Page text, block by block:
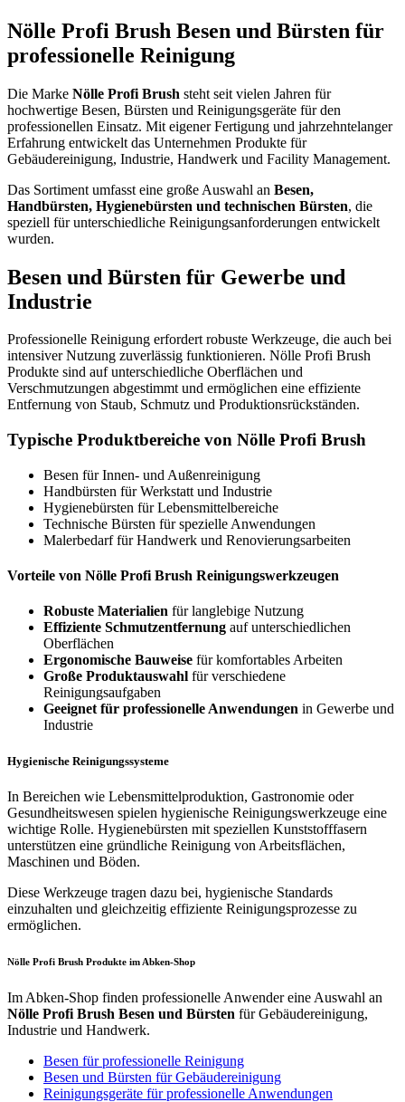
Nölle Profi Brush Besen und Bürsten für
professionelle Reinigung
Die Marke Nölle Profi Brush steht seit vielen Jahren für
hochwertige Besen, Bürsten und Reinigungsgeräte für den
professionellen Einsatz. Mit eigener Fertigung und jahrzehntelanger
Erfahrung entwickelt das Unternehmen Produkte für
Gebäudereinigung, Industrie, Handwerk und Facility Management.
Das Sortiment umfasst eine große Auswahl an Besen,
Handbürsten, Hygienebürsten und technischen Bürsten, die
speziell für unterschiedliche Reinigungsanforderungen entwickelt
wurden.
Besen und Bürsten für Gewerbe und
Industrie
Professionelle Reinigung erfordert robuste Werkzeuge, die auch bei
intensiver Nutzung zuverlässig funktionieren. Nölle Profi Brush
Produkte sind auf unterschiedliche Oberflächen und
Verschmutzungen abgestimmt und ermöglichen eine effiziente
Entfernung von Staub, Schmutz und Produktionsrückständen.
Typische Produktbereiche von Nölle Profi Brush
Besen für Innen- und Außenreinigung
Handbürsten für Werkstatt und Industrie
Hygienebürsten für Lebensmittelbereiche
Technische Bürsten für spezielle Anwendungen
Malerbedarf für Handwerk und Renovierungsarbeiten
Vorteile von Nölle Profi Brush Reinigungswerkzeugen
Robuste Materialien für langlebige Nutzung
Effiziente Schmutzentfernung auf unterschiedlichen
Oberflächen
Ergonomische Bauweise für komfortables Arbeiten
Große Produktauswahl für verschiedene
Reinigungsaufgaben
Geeignet für professionelle Anwendungen in Gewerbe und
Industrie
Hygienische Reinigungssysteme
In Bereichen wie Lebensmittelproduktion, Gastronomie oder
Gesundheitswesen spielen hygienische Reinigungswerkzeuge eine
wichtige Rolle. Hygienebürsten mit speziellen Kunststofffasern
unterstützen eine gründliche Reinigung von Arbeitsflächen,
Maschinen und Böden.
Diese Werkzeuge tragen dazu bei, hygienische Standards
einzuhalten und gleichzeitig effiziente Reinigungsprozesse zu
ermöglichen.
Nölle Profi Brush Produkte im Abken-Shop
Im Abken-Shop finden professionelle Anwender eine Auswahl an
Nölle Profi Brush Besen und Bürsten für Gebäudereinigung,
Industrie und Handwerk.
Besen für professionelle Reinigung
Besen und Bürsten für Gebäudereinigung
Reinigungsgeräte für professionelle Anwendungen